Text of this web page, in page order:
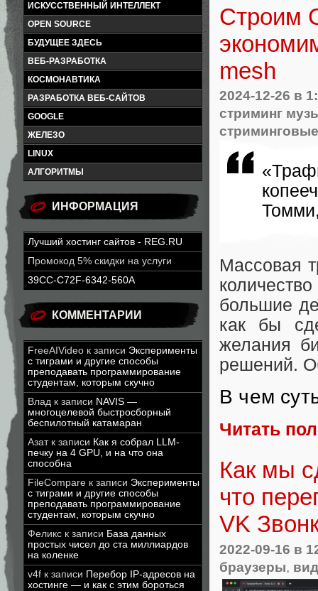
ИСКУССТВЕННЫЙ ИНТЕЛЛЕКТ
OPEN SOURCE
БУДУЩЕЕ ЗДЕСЬ
ВЕБ-РАЗРАБОТКА
КОСМОНАВТИКА
РАЗРАБОТКА ВЕБ-САЙТОВ
GOOGLE
ЖЕЛЕЗО
LINUX
АЛГОРИТМЫ
ИНФОРМАЦИЯ
Лучший хостинг сайтов - REG.RU
Промокод 5% скидки на услуги
39CC-C72F-6342-560A
КОММЕНТАРИИ
FreeAIVideo к записи Эксперименты
с тиграми и другие способы
преподавать программирование
студентам, которым скучно
Влад к записи NAVIS —
многоцелевой быстросборный
беспилотный катамаран
Азатк записи Как я собрал LLM-
печку на 4 GPU, и на что она
способна
FileCompare к записи Эксперименты
с тиграми и другие способы
преподавать программирование
студентам, которым скучно
Феликс к записи База данных
простых чисел до ста миллиардов
на коленке
v4f к записи Перебор IP-адресов на
хостинге — и как с этим бороться
Строим
mesh
2024-12-26 в
стриминг
Массовая
большие
как бы
желания
решений.
В чем
Читать
Как мы
что
VK
2022-09-16 в
браузеры,